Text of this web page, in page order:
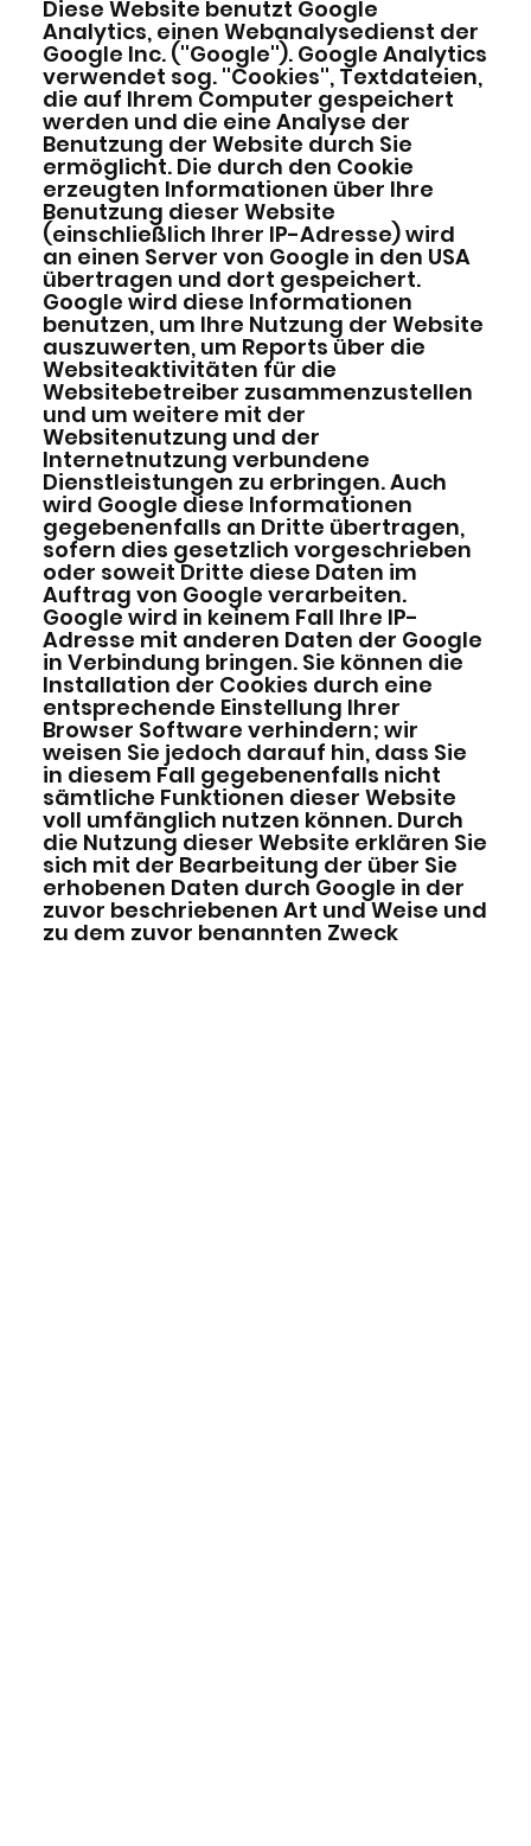
Diese Website benutzt Google
Analytics, einen Webanalysedienst der
Google Inc. (''Google''). Google Analytics
verwendet sog. ''Cookies'', Textdateien,
die auf Ihrem Computer gespeichert
werden und die eine Analyse der
Benutzung der Website durch Sie
ermöglicht. Die durch den Cookie
erzeugten Informationen über Ihre
Benutzung dieser Website
(einschließlich Ihrer IP-Adresse) wird
an einen Server von Google in den USA
übertragen und dort gespeichert.
Google wird diese Informationen
benutzen, um Ihre Nutzung der Website
auszuwerten, um Reports über die
Websiteaktivitäten für die
Websitebetreiber zusammenzustellen
und um weitere mit der
Websitenutzung und der
Internetnutzung verbundene
Dienstleistungen zu erbringen. Auch
wird Google diese Informationen
gegebenenfalls an Dritte übertragen,
sofern dies gesetzlich vorgeschrieben
oder soweit Dritte diese Daten im
Auftrag von Google verarbeiten.
Google wird in keinem Fall Ihre IP-
Adresse mit anderen Daten der Google
in Verbindung bringen. Sie können die
Installation der Cookies durch eine
entsprechende Einstellung Ihrer
Browser Software verhindern; wir
weisen Sie jedoch darauf hin, dass Sie
in diesem Fall gegebenenfalls nicht
sämtliche Funktionen dieser Website
voll umfänglich nutzen können. Durch
die Nutzung dieser Website erklären Sie
sich mit der Bearbeitung der über Sie
erhobenen Daten durch Google in der
zuvor beschriebenen Art und Weise und
zu dem zuvor benannten Zweck